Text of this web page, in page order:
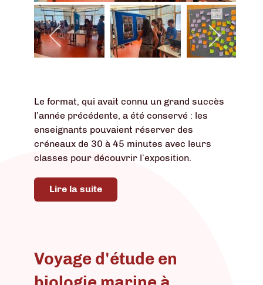
Le format, qui avait connu un grand succès
l’année précédente, a été conservé : les
enseignants pouvaient réserver des
créneaux de 30 à 45 minutes avec leurs
classes pour découvrir l’exposition.
Lire la suite
Voyage d'étude en